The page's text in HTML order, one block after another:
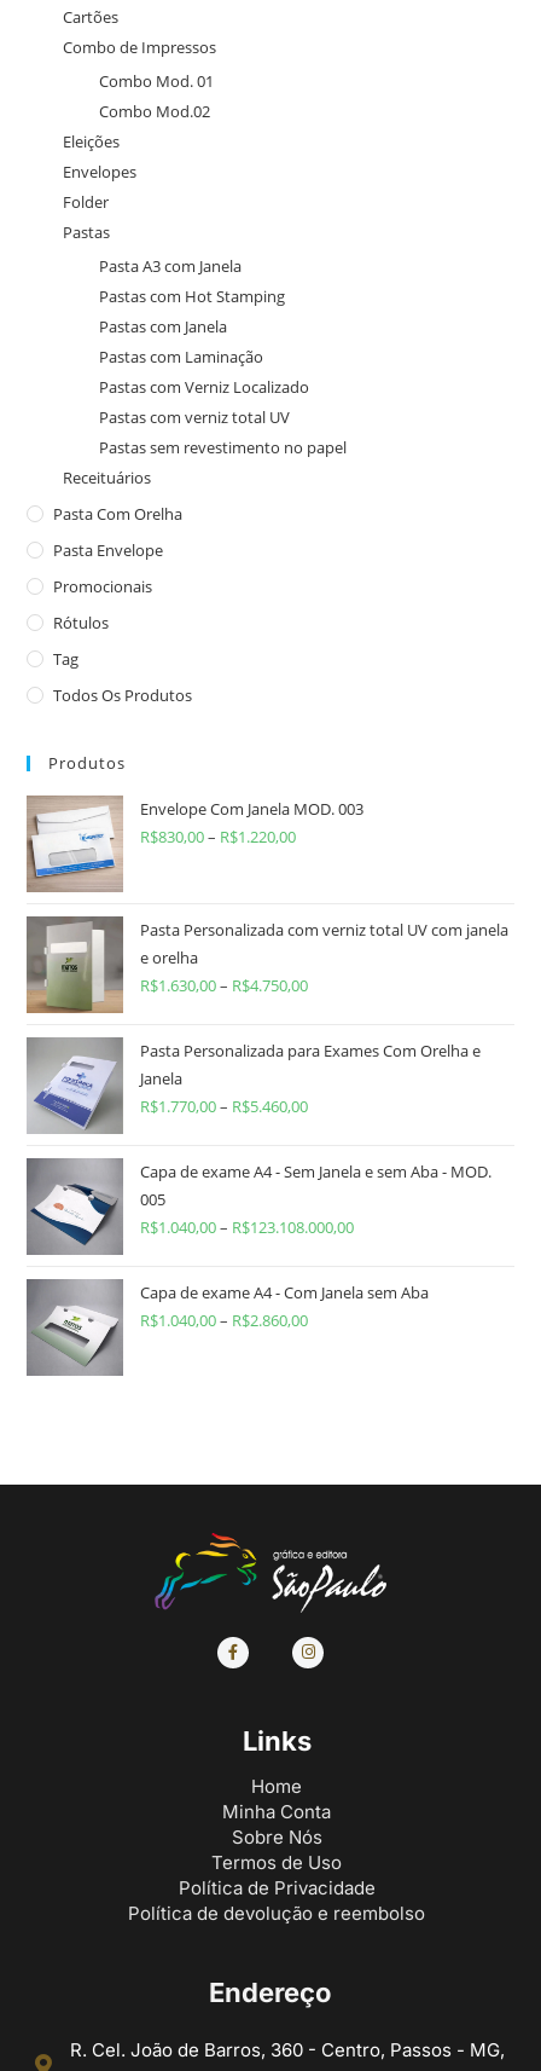
Cartões
Combo de Impressos
Combo Mod. 01
Combo Mod.02
Eleições
Envelopes
Folder
Pastas
Pasta A3 com Janela
Pastas com Hot Stamping
Pastas com Janela
Pastas com Laminação
Pastas com Verniz Localizado
Pastas com verniz total UV
Pastas sem revestimento no papel
Receituários
Pasta Com Orelha
Pasta Envelope
Promocionais
Rótulos
Tag
Todos Os Produtos
Produtos
Envelope Com Janela MOD. 003
R$830,00– R$1.220,00
Pasta Personalizada com verniz total UV com janela
e orelha
R$1.630,00– R$4.750,00
Pasta Personalizada para Exames Com Orelha e
Janela
R$1.770,00– R$5.460,00
Capa de exame A4 - Sem Janela e sem Aba - MOD.
005
R$1.040,00– R$123.108.000,00
Capa de exame A4 - Com Janela sem Aba
R$1.040,00– R$2.860,00
Links
Home
Minha Conta
Sobre Nós
Termos de Uso
Política de Privacidade
Política de devolução e reembolso
Endereço
R. Cel. João de Barros, 360 - Centro, Passos - MG,